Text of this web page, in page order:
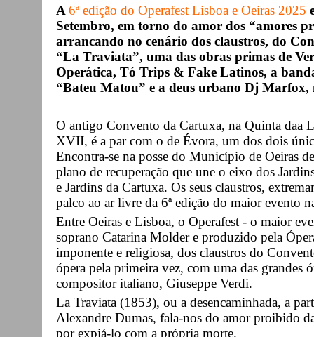
A 6ª edição do Operafest Lisboa e Oeiras 2025
Setembro, em torno do amor dos “amores
arrancando no cenário dos claustros, do
“La Traviata”, uma das obras primas de
Operática, Tó Trips & Fake Latinos, a
“Bateu Matou” e a deus urbano Dj Marfox,
O antigo Convento da Cartuxa, na Quinta daa
XVII, é a par com o de Évora, um dos dois
Encontra-se na posse do Município de Oeiras
plano de recuperação que une o eixo dos
e Jardins da Cartuxa. Os seus claustros,
palco ao ar livre da 6ª edição do maior evento
Entre Oeiras e Lisboa, o Operafest - o maior
soprano Catarina Molder e produzido pela
imponente e religiosa, dos claustros do
ópera pela primeira vez, com uma das grandes
compositor italiano, Giuseppe Verdi.
La Traviata (1853), ou a desencaminhada, a
Alexandre Dumas, fala-nos do amor proibido
por expiá-lo com a própria morte.